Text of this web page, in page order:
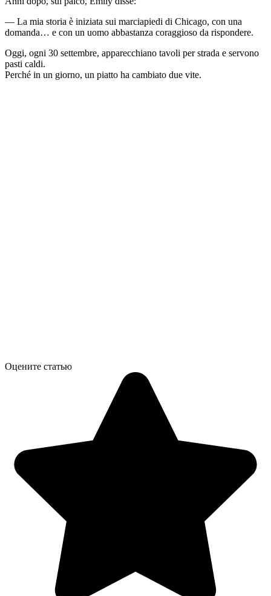
— La mia storia è iniziata sui marciapiedi di Chicago, con una
domanda… e con un uomo abbastanza coraggioso da rispondere.
Oggi, ogni 30 settembre, apparecchiano tavoli per strada e servono
pasti caldi.
Perché in un giorno, un piatto ha cambiato due vite.
Оцените статью